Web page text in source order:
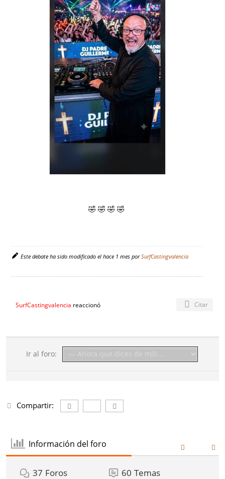
🤣 🤣 🤣 🤣
Este debate ha sido modificado el hace 1 mes porSurfCastingvalencia
SurfCastingvalencia reaccionó Citar
Ir al foro:
Compartir:
Información del foro
37 Foros 60 Temas